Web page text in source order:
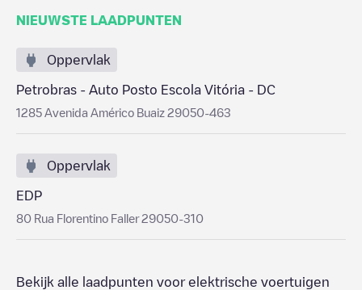
NIEUWSTE LAADPUNTEN
Oppervlak
Petrobras - Auto Posto Escola Vitória - DC
1285 Avenida Américo Buaiz 29050-463
Oppervlak
EDP
80 Rua Florentino Faller 29050-310
Bekijk alle laadpunten voor elektrische voertuigen